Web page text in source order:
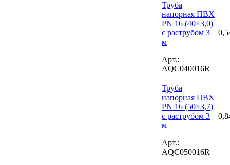
Труба
напорная ПВХ
PN 16 (40×3,0)
с раструбом 3
м
Арт.:
AQC040016R
Труба
напорная ПВХ
PN 16 (50×3,7)
с раструбом 3
м
Арт.:
AQC050016R